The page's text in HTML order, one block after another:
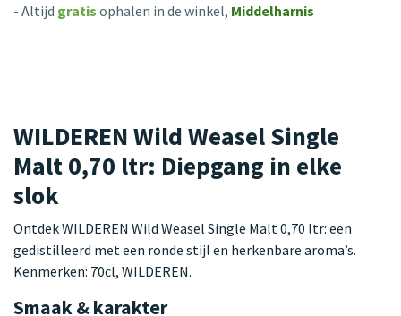
- Altijd gratis ophalen in de winkel, Middelharnis
WILDEREN Wild Weasel Single
Malt 0,70 ltr: Diepgang in elke
slok
Ontdek WILDEREN Wild Weasel Single Malt 0,70 ltr: een
gedistilleerd met een ronde stijl en herkenbare aroma’s.
Kenmerken: 70cl, WILDEREN.
Smaak & karakter